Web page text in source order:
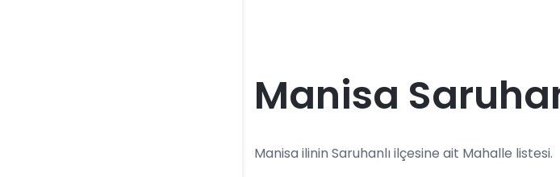
Manisa
Manisa ilinin Saruhanlı ilçesine ait Mahalle listesi.